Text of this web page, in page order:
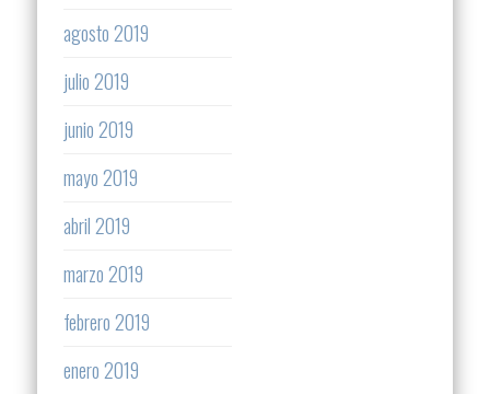
agosto 2019
julio 2019
junio 2019
mayo 2019
abril 2019
marzo 2019
febrero 2019
enero 2019